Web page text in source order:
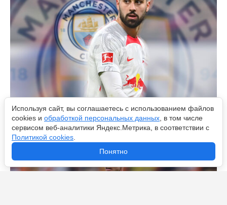
Гвардиол, Ольмо и Собослаи: топ-10 самых дорогих
продаж «РБ Лейпцига»
Используя сайт, вы соглашаетесь с использованием файлов
cookies и обработкой персональных данных , в том числе
сервисом веб-аналитики Яндекс.Метрика, в соответствии с
Политикой cookies
Понятно